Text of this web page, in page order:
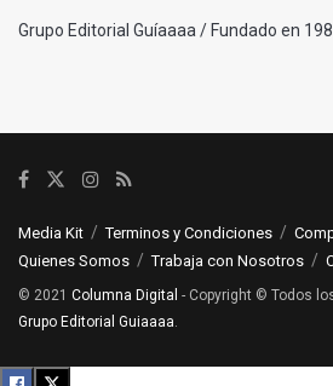
Grupo Editorial Guíaaaa / Fundado en
Media Kit Terminos y Condiciones
Quienes Somos
Trabaja con Nosotros
© 2021 Columna Digital - Copyright © Todos
Grupo Editorial Guiaaaa.